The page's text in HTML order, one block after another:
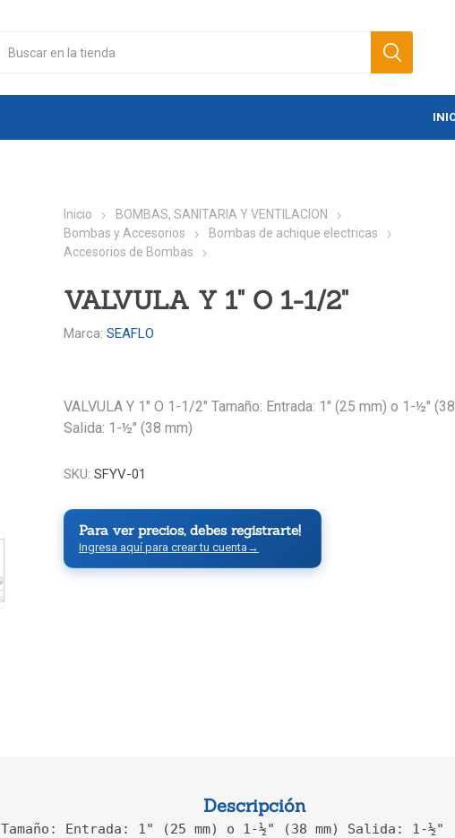
Inicio
BOMBAS, SANITARIA Y VENTILACION
Bombas y Accesorios
Bombas de achique electricas
Accesorios de Bombas
VALVULA Y 1" O 1-1/2"
Marca: SEAFLO
VALVULA Y 1" O 1-1/2" Tamaño: Entrada: 1" (25 mm) o 1-½"
Salida: 1-½" (38 mm)
SKU: SFYV-01
Para ver precios, debes registrarte!
Ingresa aquí para crear tu cuenta →
Descripción
Tamaño: Entrada: 1" (25 mm) o 1-½" (38 mm) Salida: 1-½"